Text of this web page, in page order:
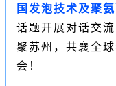
国发泡技术及聚
话题开展对话交
聚苏州，共襄全
会！